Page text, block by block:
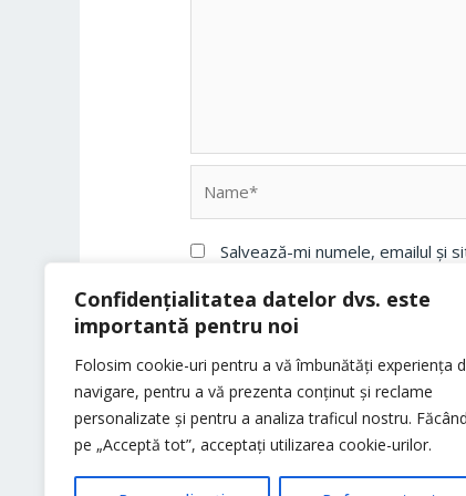
Confidențialitatea datelor dvs. este
importantă pentru noi
Folosim cookie-uri pentru a vă îmbunătăți experiența
navigare, pentru a vă prezenta conținut și reclame
personalizate și pentru a analiza traficul nostru.
pe „Acceptă tot”, acceptați utilizarea cookie-urilor.
Salvează-mi numele, emailul și